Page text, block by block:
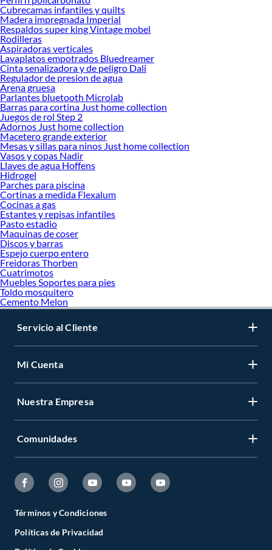
ofrecerte!
Encuentra una amplia variedad de productos de Muñecas y Accesorios en
Sodimac. Encuentra todo lo necesario para tus proyectos de renovación y
decoración. ¡Visítanos y haz tus ideas realidad!
Cubrecamas infantiles y quilts
Madera impregnada Imperial
Respaldos super king Vintage mobel
Rodilleras
Aspiradoras verticales
Lavaplatos empotrados Bluedreamer
Cinta senalizadora y de peligro Dali
Regulador de presion de agua
Arena gruesa
Parlantes bluetooth Microlab
Barras para cortina Just home collection
Juegos de rol Step 2
Adornos Just home collection
Macetero grande exterior
Mesas y sillas para ninos Just home collection
Vasos y copas Nadir
Llaves de agua Hoffens
Hidrogel
Parches para piscina
Cortinas a medida Flexalum
Cocinas a gas
Estantes y repisas infantiles
Pasto estadio
Maquinas de coser
Discos y barras
Espejo cuerpo entero
Freidoras Thorben
Cuatrimotos
Muebles Soportes para pies
Toldo mosquitero
Cemento Melon
Servicio al Cliente
Mi Cuenta
Nuestra Empresa
Comunidades
Términos y Condiciones
Políticas de Privacidad